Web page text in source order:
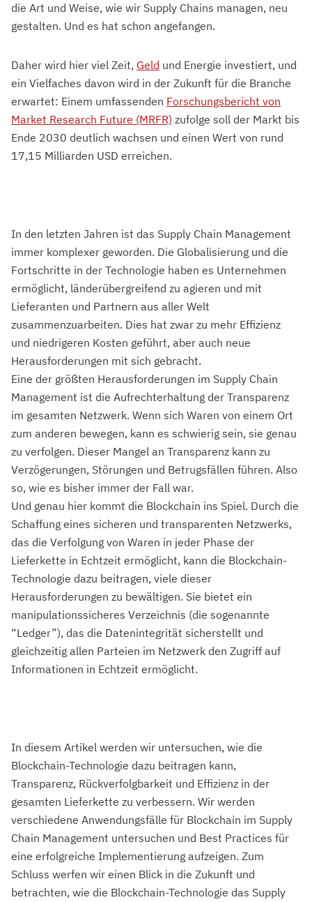
die Art und Weise, wie wir Supply Chains managen, neu
gestalten. Und es hat schon angefangen.
Daher wird hier viel Zeit, Geld und Energie investiert, und
ein Vielfaches davon wird in der Zukunft für die Branche
erwartet: Einem umfassenden Forschungsbericht von
Market Research Future (MRFR) zufolge soll der Markt bis
Ende 2030 deutlich wachsen und einen Wert von rund
17,15 Milliarden USD erreichen.
In den letzten Jahren ist das Supply Chain Management
immer komplexer geworden. Die Globalisierung und die
Fortschritte in der Technologie haben es Unternehmen
ermöglicht, länderübergreifend zu agieren und mit
Lieferanten und Partnern aus aller Welt
zusammenzuarbeiten. Dies hat zwar zu mehr Effizienz
und niedrigeren Kosten geführt, aber auch neue
Herausforderungen mit sich gebracht.
Eine der größten Herausforderungen im Supply Chain
Management ist die Aufrechterhaltung der Transparenz
im gesamten Netzwerk. Wenn sich Waren von einem Ort
zum anderen bewegen, kann es schwierig sein, sie genau
zu verfolgen. Dieser Mangel an Transparenz kann zu
Verzögerungen, Störungen und Betrugsfällen führen. Also
so, wie es bisher immer der Fall war.
Und genau hier kommt die Blockchain ins Spiel. Durch die
Schaffung eines sicheren und transparenten Netzwerks,
das die Verfolgung von Waren in jeder Phase der
Lieferkette in Echtzeit ermöglicht, kann die Blockchain-
Technologie dazu beitragen, viele dieser
Herausforderungen zu bewältigen. Sie bietet ein
manipulationssicheres Verzeichnis (die sogenannte
“Ledger”), das die Datenintegrität sicherstellt und
gleichzeitig allen Parteien im Netzwerk den Zugriff auf
Informationen in Echtzeit ermöglicht.
In diesem Artikel werden wir untersuchen, wie die
Blockchain-Technologie dazu beitragen kann,
Transparenz, Rückverfolgbarkeit und Effizienz in der
gesamten Lieferkette zu verbessern. Wir werden
verschiedene Anwendungsfälle für Blockchain im Supply
Chain Management untersuchen und Best Practices für
eine erfolgreiche Implementierung aufzeigen. Zum
Schluss werfen wir einen Blick in die Zukunft und
betrachten, wie die Blockchain-Technologie das Supply